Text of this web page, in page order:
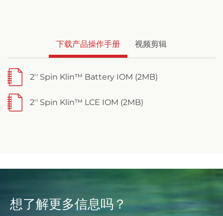
下载产品操作手册 视频剪辑
2'' Spin Klin™ Battery IOM (2MB)
2'' Spin Klin™ LCE IOM (2MB)
想了解更多信息吗？